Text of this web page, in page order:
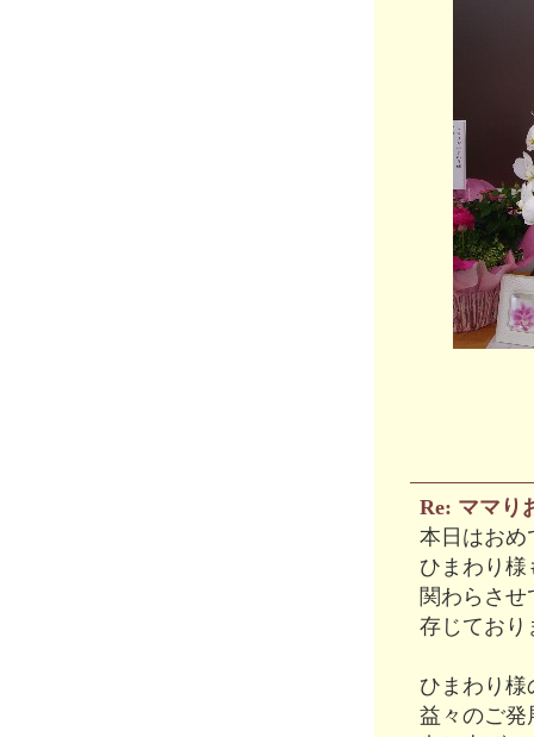
Re: ママ
本日はおめ
ひまわり様
関わらさ
存じており
ひまわり様
益々のご発